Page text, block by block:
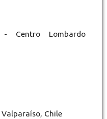
- Centro Lombardo
Chile